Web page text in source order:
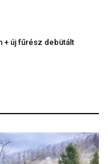
+ új fűrész debütált